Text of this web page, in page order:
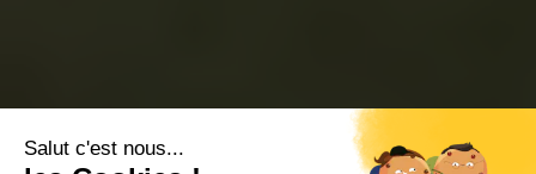
Salut c'est nous...